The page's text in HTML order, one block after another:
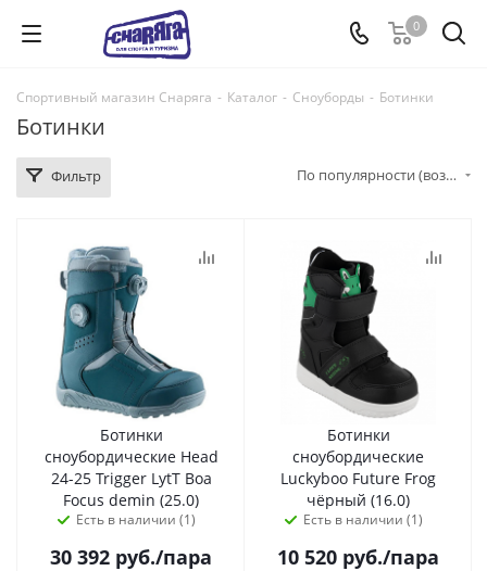
0
Спортивный магазин Снаряга - Каталог - Сноуборды - Ботинки
Ботинки
Фильтр По популярности (возрастание)
Ботинки
сноубордические Head
24-25 Trigger LytT Boa
Focus demin (25.0)
Есть в наличии (1)
30 392 руб./пара
Ботинки
сноубордические
Luckyboo Future Frog
чёрный (16.0)
Есть в наличии (1)
10 520 руб./пара